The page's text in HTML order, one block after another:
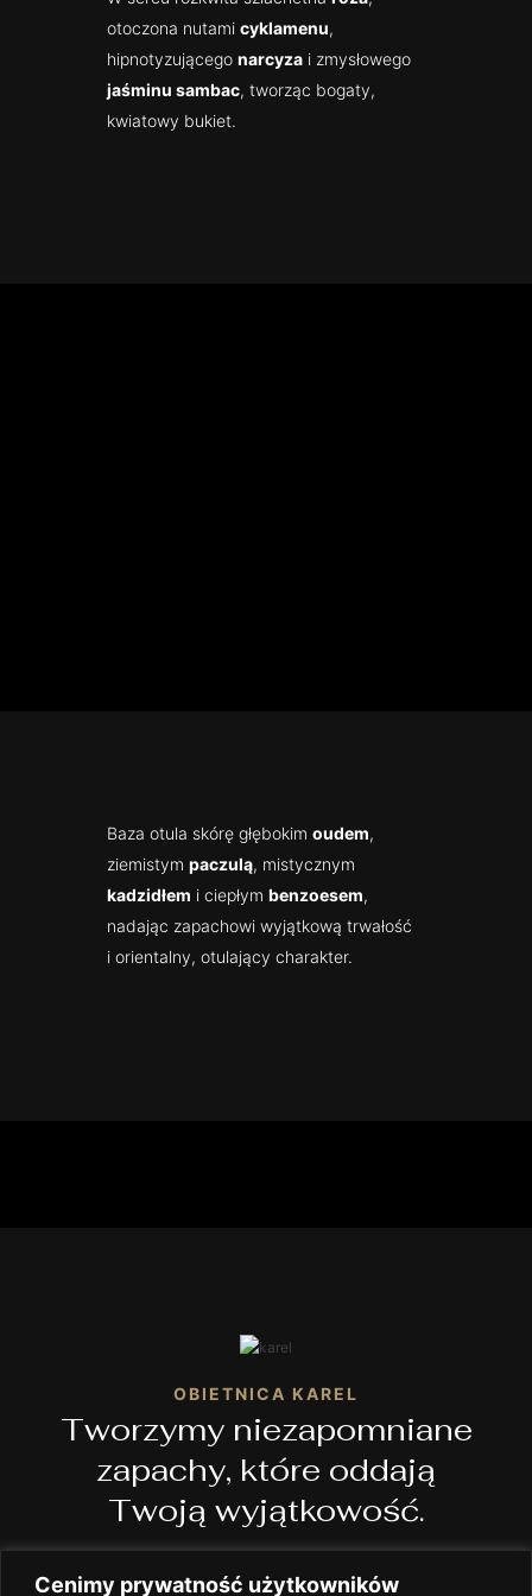
Cenimy prywatność użytkowników
otoczona nutami cyklamenu,
hipnotyzującego narcyzai zmysłowego
jaśminu sambac, tworząc bogaty,
kwiatowy bukiet.
Baza otula skórę głębokim oudem,
ziemistym paczulą, mistycznym
kadzidłem i ciepłym benzoesem,
nadając zapachowi wyjątkową trwałość
i orientalny, otulający charakter.
OBIETNICA KAREL
Tworzymy niezapomniane
zapachy, które oddają
Twoją wyjątkowość.